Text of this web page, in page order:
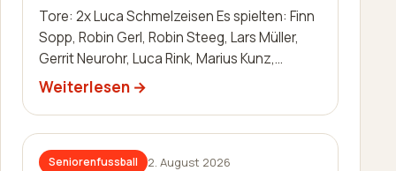
Tore: 2x Luca Schmelzeisen Es spielten: Finn
Sopp, Robin Gerl, Robin Steeg, Lars Müller,
Gerrit Neurohr, Luca Rink, Marius Kunz,
Manuel Häuser, Lukas Schleis,…
Weiterlesen
Seniorenfussball 2. August 2026